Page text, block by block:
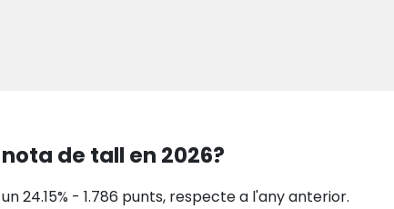
de tall en 2026?
un 24.15% - 1.786 punts, respecte a l'any anterior.